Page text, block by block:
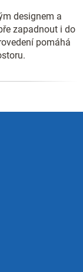
designem a
zapadnout i do
pomáhá